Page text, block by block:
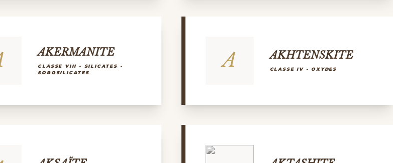
AKERMANITE
CLASSE VIII - SILICATES -
SOROSILICATES
A AKHTENSKITE
CLASSE IV - OXYDES